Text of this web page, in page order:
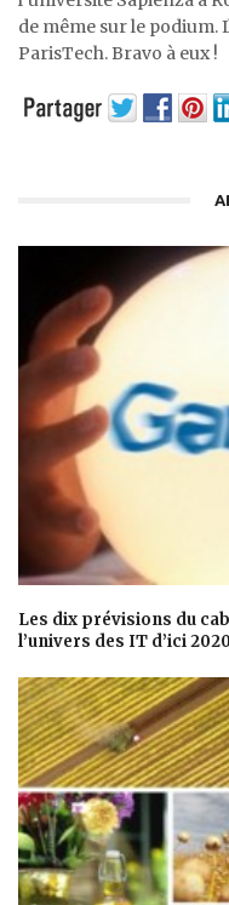
de même sur le podium.
ParisTech. Bravo à eux !
Les dix prévisions du
l’univers des IT d’ici 2020